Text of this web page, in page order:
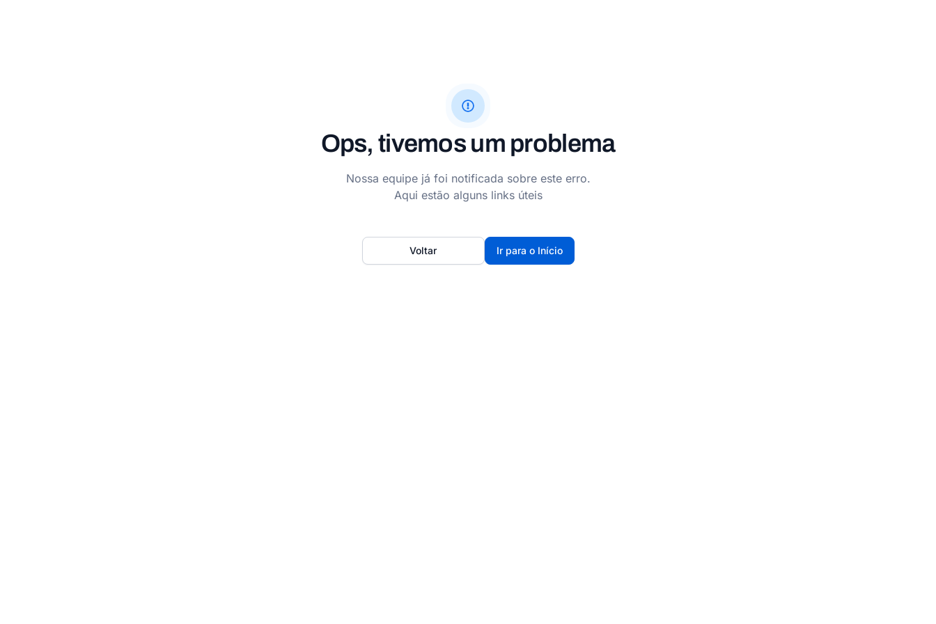
Ops, tivemos um problema
Nossa equipe já foi notificada sobre este erro.
Aqui estão alguns links úteis
Ir para o Início
Voltar